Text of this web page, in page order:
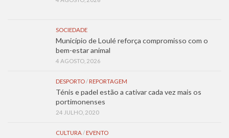
SOCIEDADE
Município de Loulé reforça compromisso com o
bem-estar animal
4 AGOSTO, 2026
DESPORTO/ REPORTAGEM
Ténis e padel estão a cativar cada vez mais os
portimonenses
24 JULHO, 2020
CULTURA/ EVENTO